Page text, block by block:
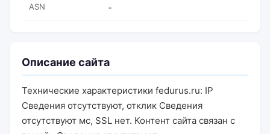
ASN -
Описание сайта
Технические характеристики fedurus.ru: IP
Сведения отсутствуют, отклик Сведения
отсутствуют мс, SSL нет. Контент сайта связан с